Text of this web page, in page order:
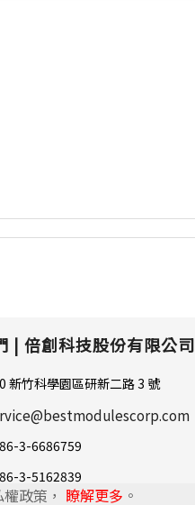
政策， 瞭解更多 。
| 倍創科技股份有限公司
新竹科學園區研新二路 3 號
3-6686759
3-5162839